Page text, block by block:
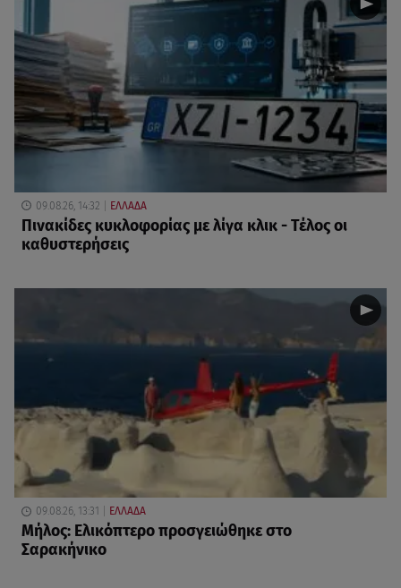
09.08.26, 14:32 ΕΛΛΑΔΑ
Πινακίδες κυκλοφορίας με λίγα κλικ - Τέλος οι
καθυστερήσεις
09.08.26, 13:31 ΕΛΛΑΔΑ
Μήλος: Ελικόπτερο προσγειώθηκε στο
Σαρακήνικο